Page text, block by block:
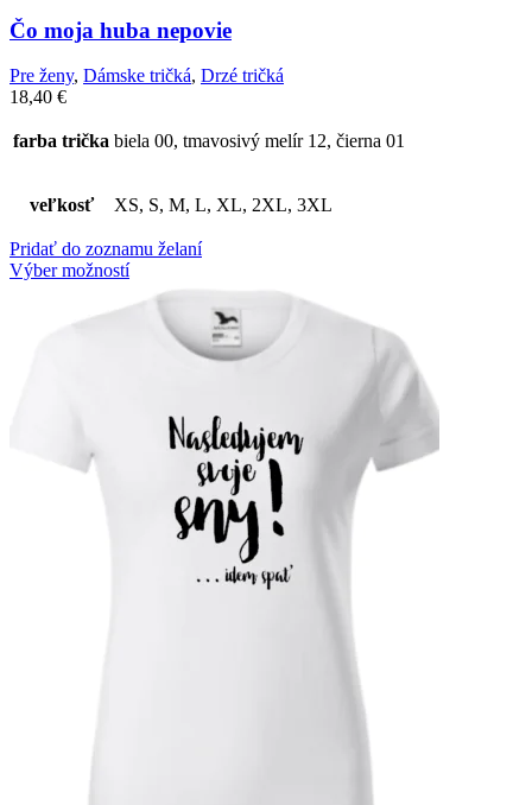
Čo moja huba nepovie
Pre ženy, Dámske tričká, Drzé tričká
18,40 €
farba trička biela 00, tmavosivý melír 12, čierna 01
veľkosť XS, S, M, L, XL, 2XL, 3XL
Pridať do zoznamu želaní
Výber možností